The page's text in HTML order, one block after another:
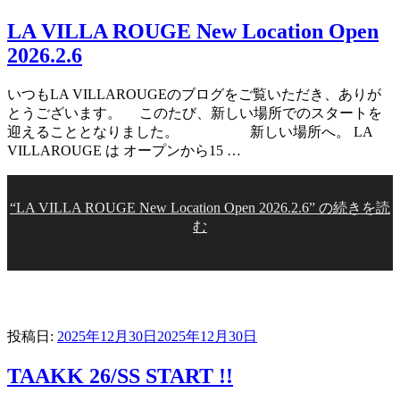
LA VILLA ROUGE New Location Open
2026.2.6
いつもLA VILLAROUGEのブログをご覧いただき、ありが
とうございます。 このたび、新しい場所でのスタートを
迎えることとなりました。 新しい場所へ。 LA
VILLAROUGE は オープンから15 …
“LA VILLA ROUGE New Location Open 2026.2.6” の続きを読
む
投稿日: 2025年12月30日 2025年12月30日
TAAKK 26/SS START !!